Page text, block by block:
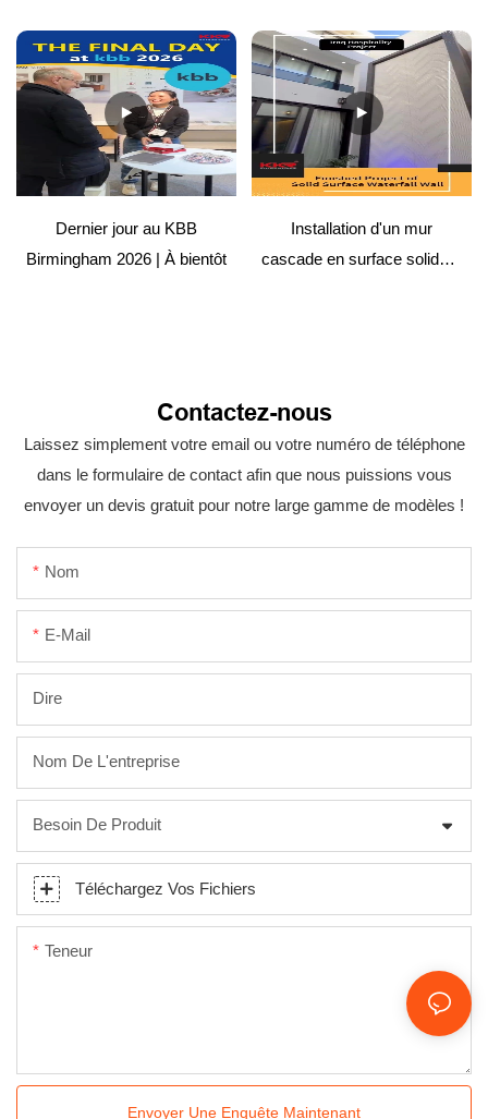
| Guide facile
Dernier jour au KBB
Birmingham 2026 | À bientôt
Installation d'un mur
cascade en surface solide –
Contactez-nous
Laissez simplement votre email ou votre numéro de téléphone
dans le formulaire de contact afin que nous puissions vous
envoyer un devis gratuit pour notre large gamme de modèles !
Nom
E-Mail
Dire
Nom De L'entreprise
Besoin De Produit
Téléchargez Vos Fichiers
Teneur
Envoyer Une Enquête Maintenant